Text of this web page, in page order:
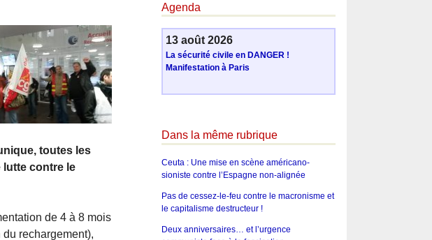
toutes les
lutte contre le
de 4 à 8 mois
rechargement),
Agenda
13 août 2026
La sécurité civile en DANGER !
Manifestation à Paris
Dans la même rubrique
Ceuta : Une mise en scène américano-
sioniste contre l’Espagne non-alignée
Pas de cessez-le-feu contre le macronisme et
le capitalisme destructeur !
Deux anniversaires… et l’urgence